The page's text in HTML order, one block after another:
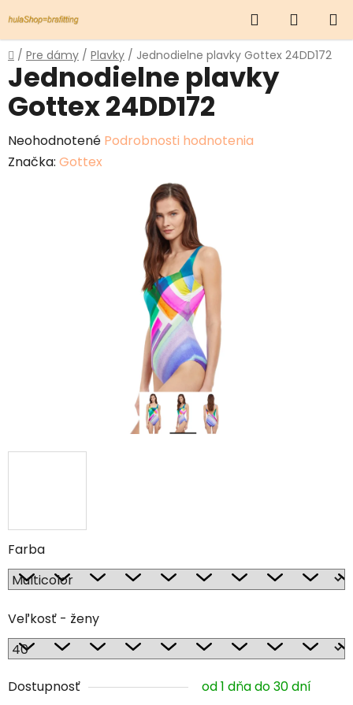
na
obsah
Hľadať
KOŠÍK
Domov
/ Pre dámy / Plavky / Jednodielne plavky Gottex 24DD172
Farba
Veľkosť - ženy
Dostupnosť od 1 dňa do 30 dní
Jednodielne plavky
Gottex 24DD172
Priemerné
hodnotenie
Neohodnotené Podrobnosti hodnotenia
Značka: Gottex